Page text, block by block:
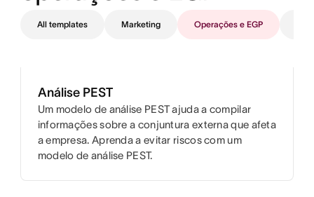
All templates Marketing Operações e EGP
Análise PEST
Um modelo de análise PEST ajuda a compilar
informações sobre a conjuntura externa que afeta
a empresa. Aprenda a evitar riscos com um
modelo de análise PEST.